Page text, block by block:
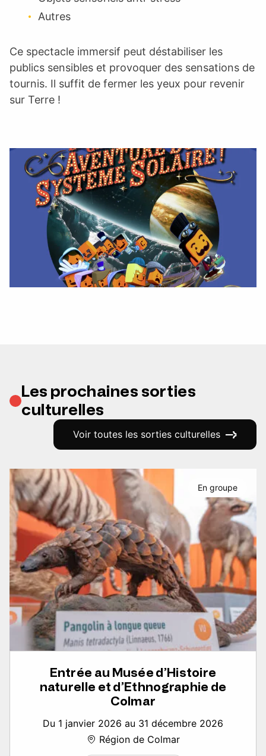
Autres
Ce spectacle immersif peut déstabiliser les
publics sensibles et provoquer des sensations de
tournis. Il suffit de fermer les yeux pour revenir
sur Terre !
Les prochaines sorties
culturelles
Voir toutes les sorties culturelles
Entrée au Musée d’Histoire
naturelle et d’Ethnographie de
Colmar
Du 1 janvier 2026 au 31 décembre 2026
Région de Colmar
En groupe